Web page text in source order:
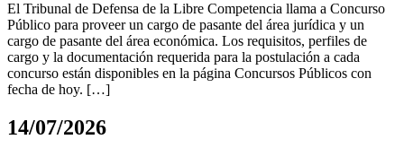
El Tribunal de Defensa de la Libre Competencia llama a Concurso
Público para proveer un cargo de pasante del área jurídica y un
cargo de pasante del área económica. Los requisitos, perfiles de
cargo y la documentación requerida para la postulación a cada
concurso están disponibles en la página Concursos Públicos con
fecha de hoy. […]
14/07/2026